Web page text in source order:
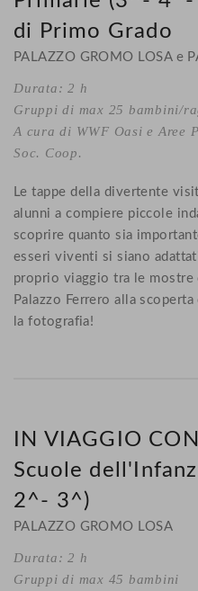
di Primo Grado
PALAZZO GROMO LOSA e
Durata: 2 h
Gruppi di max 25 bambini/
A cura di WWF Oasi e Aree
Soc. Coop.
Le tappe della divertente
alunni a compiere piccole
scoprire quanto sia
esseri viventi si siano
proprio viaggio tra le mostre
Palazzo Ferrero alla
la fotografia!
IN VIAGGIO
Scuole
2^- 3^)
PALAZZO GROMO LOSA
Durata: 2 h
Gruppi di max 45 bambini